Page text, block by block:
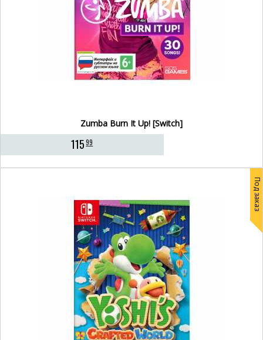
Zumba Burn It Up! [Switch]
11599
Под заказ